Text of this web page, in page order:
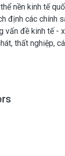
nền kinh tế
định các chính
vấn đề kinh tế -
thất nghiệp,